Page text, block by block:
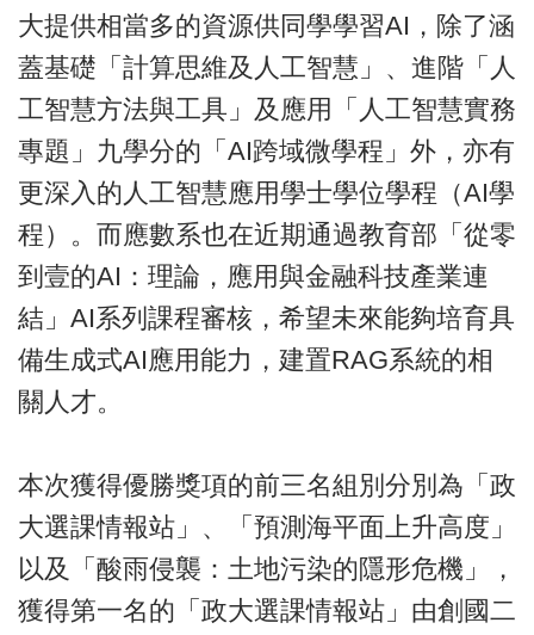
大提供相當多的資源供同學學習AI，除了涵
蓋基礎「計算思維及人工智慧」、進階「人
工智慧方法與工具」及應用「人工智慧實務
專題」九學分的「AI跨域微學程」外，亦有
更深入的人工智慧應用學士學位學程（AI學
程）。而應數系也在近期通過教育部「從零
到壹的AI：理論，應用與金融科技產業連
結」AI系列課程審核，希望未來能夠培育具
備生成式AI應用能力，建置RAG系統的相
關人才。
本次獲得優勝獎項的前三名組別分別為「政
大選課情報站」、「預測海平面上升高度」
以及「酸雨侵襲：土地污染的隱形危機」，
獲得第一名的「政大選課情報站」由創國二